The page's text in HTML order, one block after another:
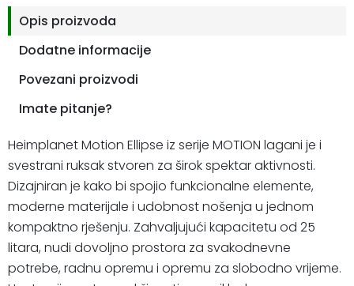
Opis proizvoda
Dodatne informacije
Povezani proizvodi
Imate pitanje?
Heimplanet Motion Ellipse iz serije MOTION lagani je i
svestrani ruksak stvoren za širok spektar aktivnosti.
Dizajniran je kako bi spojio funkcionalne elemente,
moderne materijale i udobnost nošenja u jednom
kompaktno rješenju. Zahvaljujući kapacitetu od 25
litara, nudi dovoljno prostora za svakodnevne
potrebe, radnu opremu i opremu za slobodno vrijeme.